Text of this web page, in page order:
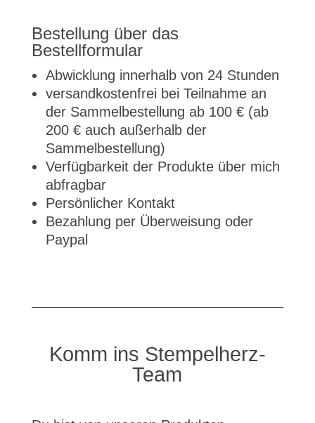
Bestellung über das
Bestellformular
Abwicklung innerhalb von 24 Stunden
versandkostenfrei bei Teilnahme an
der Sammelbestellung ab 100 € (ab
200 € auch außerhalb der
Sammelbestellung)
Verfügbarkeit der Produkte über mich
abfragbar
Persönlicher Kontakt
Bezahlung per Überweisung oder
Paypal
Komm ins Stempelherz-
Team